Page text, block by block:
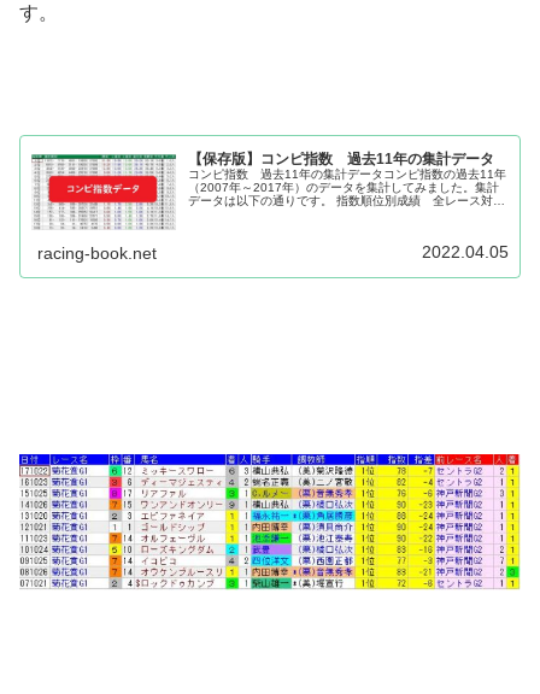
す。
【保存版】コンピ指数 過去11年の集計データ
コンピ指数 過去11年の集計データコンピ指数の過去11年
（2007年～2017年）のデータを集計してみました。集計
データは以下の通りです。 指数順位別成績 全レース対象
racing-book.net 2022.04.05